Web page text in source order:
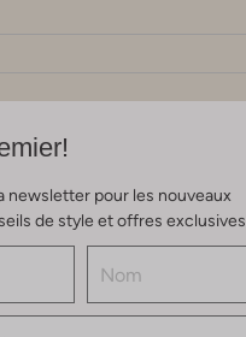
newsletter pour les nouveaux
de style et offres exclusives